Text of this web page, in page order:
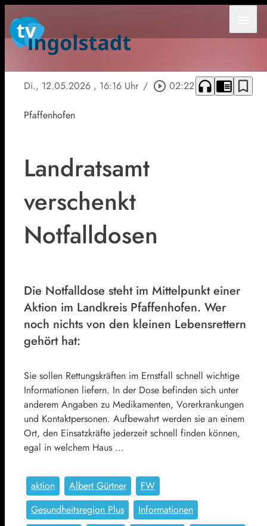
Di., 12.05.2026 , 16:16 Uhr / play_circle_outline 02:22 headphones chrome_reader_mode bookmark_border
Pfaffenhofen
Landratsamt
verschenkt
Notfalldosen
Die Notfalldose steht im Mittelpunkt einer
Aktion im Landkreis Pfaffenhofen. Wer
noch nichts von den kleinen Lebensrettern
gehört hat:
Sie sollen Rettungskräften im Ernstfall schnell wichtige
Informationen liefern. In der Dose befinden sich unter
anderem Angaben zu Medikamenten, Vorerkrankungen
und Kontaktpersonen. Aufbewahrt werden sie an einem
Ort, den Einsatzkräfte jederzeit schnell finden können,
egal in welchem Haus …
aktion Albert Gürtner
FW
Gesundheitsregion Plus
Informationen